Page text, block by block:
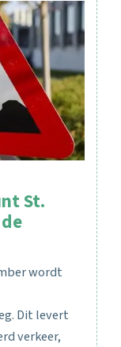
St.
wordt
Dit levert
verkeer,